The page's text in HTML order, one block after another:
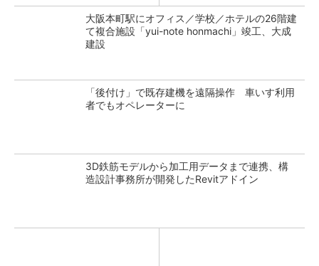
大阪本町駅にオフィス／学校／ホテルの26階建
て複合施設「yui-note honmachi」竣工、大成
建設
「後付け」で既存建機を遠隔操作 車いす利用
者でもオペレーターに
3D鉄筋モデルから加工用データまで連携、構
造設計事務所が開発したRevitアドイン